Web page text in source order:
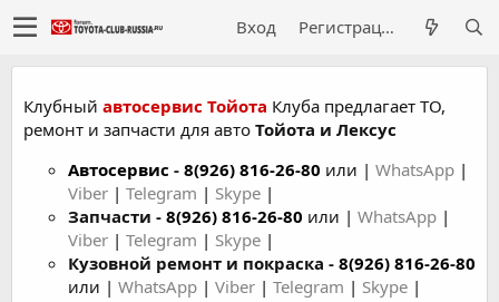
Вход Регистрация
Клубный автосервис Тойота Клуба предлагает ТО,
ремонт и запчасти для авто Тойота и Лексус
Автосервис - 8(926) 816-26-80 или | WhatsApp |
Viber | Telegram | Skype |
Запчасти - 8(926) 816-26-80 или | WhatsApp |
Viber | Telegram | Skype |
Кузовной ремонт и покраска - 8(926) 816-26-80
или | WhatsApp | Viber | Telegram | Skype |